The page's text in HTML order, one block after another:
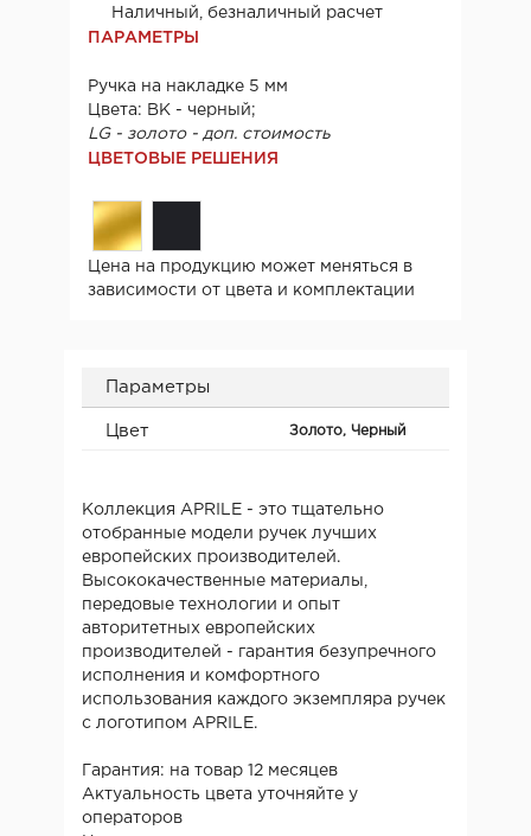
Наличный, безналичный расчет
ПАРАМЕТРЫ
Ручка на накладке 5 мм
Цвета: BK - черный;
LG - золото - доп. стоимость
ЦВЕТОВЫЕ РЕШЕНИЯ
Цена на продукцию может меняться в
зависимости от цвета и комплектации
Параметры
Цвет Золото, Черный
Коллекция APRILE - это тщательно
отобранные модели ручек лучших
европейских производителей.
Высококачественные материалы,
передовые технологии и опыт
авторитетных европейских
производителей - гарантия безупречного
исполнения и комфортного
использования каждого экземпляра ручек
с логотипом APRILE.
Гарантия: на товар 12 месяцев
Актуальность цвета уточняйте у
операторов